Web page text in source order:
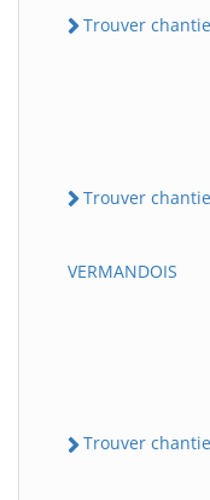
Trouver
Trouver
VERMANDOIS
Trouver